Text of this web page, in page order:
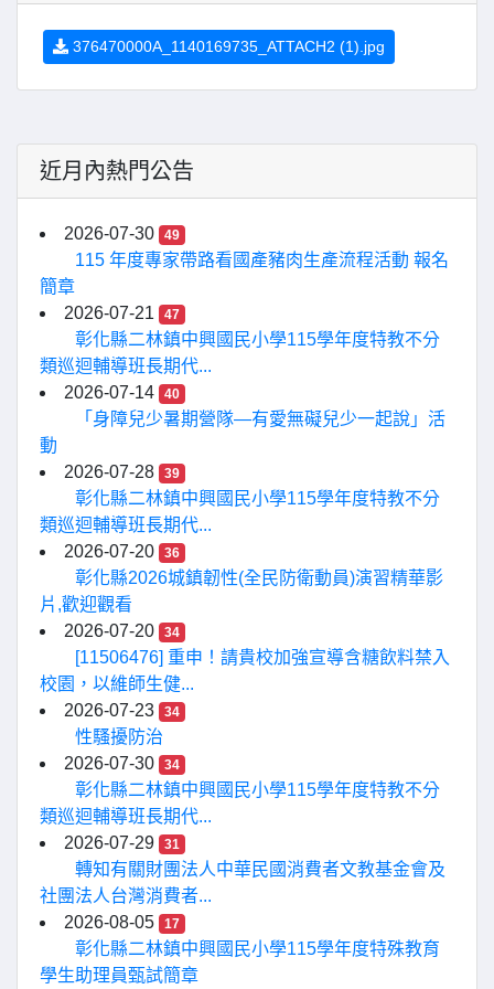
376470000A_1140169735_ATTACH2 (1).jpg
近月內熱門公告
2026-07-30 49
115 年度專家帶路看國產豬肉生產流程活動 報名
簡章
2026-07-21
47
彰化縣二林鎮中興國民小學115學年度特教不分
類巡迴輔導班長期代...
2026-07-14
40
「身障兒少暑期營隊—有愛無礙兒少一起說」活
動
2026-07-28
39
彰化縣二林鎮中興國民小學115學年度特教不分
類巡迴輔導班長期代...
2026-07-20
36
彰化縣2026城鎮韌性(全民防衛動員)演習精華影
片,歡迎觀看
2026-07-20
34
[11506476] 重申！請貴校加強宣導含糖飲料禁入
校園，以維師生健...
2026-07-23
34
性騷擾防治
2026-07-30
34
彰化縣二林鎮中興國民小學115學年度特教不分
類巡迴輔導班長期代...
2026-07-29
31
轉知有關財團法人中華民國消費者文教基金會及
社團法人台灣消費者...
2026-08-05
17
彰化縣二林鎮中興國民小學115學年度特殊教育
學生助理員甄試簡章